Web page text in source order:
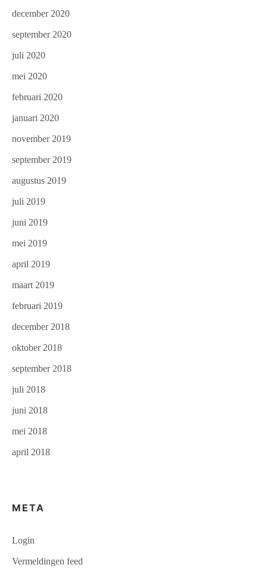
december 2020
september 2020
juli 2020
mei 2020
februari 2020
januari 2020
november 2019
september 2019
augustus 2019
juli 2019
juni 2019
mei 2019
april 2019
maart 2019
februari 2019
december 2018
oktober 2018
september 2018
juli 2018
juni 2018
mei 2018
april 2018
META
Login
Vermeldingen feed